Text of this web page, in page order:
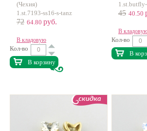
(Чехия)
1.st.7193-ss16-s-tanz
72 64.80 руб.
В кладовую
Кол-во
В корзину
45 40.50
В
Кол-во
В